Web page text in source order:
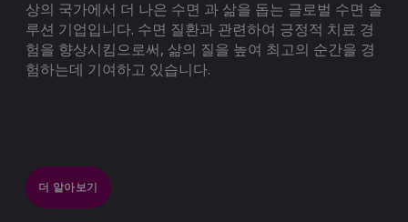
상의 국가에서 더 나은 수면 과 삶을 돕는 글로벌 수면 솔
루션 기업입니다. 수면 질환과 관련하여 긍정적 치료 경
험을 향상시킴으로써, 삶의 질을 높여 최고의 순간을 경
험하는데 기여하고 있습니다.
더 알아보기